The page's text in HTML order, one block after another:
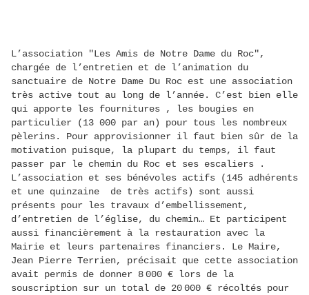
L’association "Les Amis de Notre Dame du Roc",
chargée de l’entretien et de l’animation du
sanctuaire de Notre Dame Du Roc est une association
très active tout au long de l’année. C’est bien elle
qui apporte les fournitures , les bougies en
particulier (13 000 par an) pour tous les nombreux
pèlerins. Pour approvisionner il faut bien sûr de la
motivation puisque, la plupart du temps, il faut
passer par le chemin du Roc et ses escaliers .
L’association et ses bénévoles actifs (145 adhérents
et une quinzaine de très actifs) sont aussi
présents pour les travaux d’embellissement,
d’entretien de l’église, du chemin… Et participent
aussi financièrement à la restauration avec la
Mairie et leurs partenaires financiers. Le Maire,
Jean Pierre Terrien, précisait que cette association
avait permis de donner 8 000 € lors de la
souscription sur un total de 20 000 € récoltés pour